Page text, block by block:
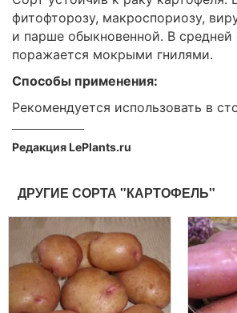
фитофторозу, макроспориозу,
и парше обыкновенной. В средней
поражается мокрыми гнилями.
Способы применения:
Рекомендуется использовать в
Редакция LePlants.ru
ДРУГИЕ СОРТА "КАРТОФЕЛЬ"